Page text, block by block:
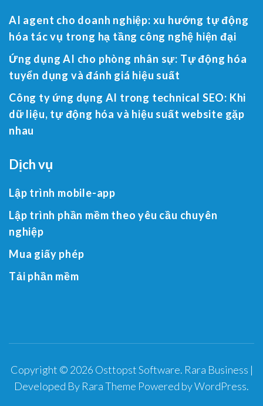
AI agent cho doanh nghiệp: xu hướng tự động
hóa tác vụ trong hạ tầng công nghệ hiện đại
Ứng dụng AI cho phòng nhân sự: Tự động hóa
tuyển dụng và đánh giá hiệu suất
Công ty ứng dụng AI trong technical SEO: Khi
dữ liệu, tự động hóa và hiệu suất website gặp
nhau
Dịch vụ
Lập trình mobile-app
Lập trình phần mềm theo yêu cầu chuyên
nghiệp
Mua giấy phép
Tải phần mềm
Copyright © 2026 Osttopst Software. Rara Business |
Developed By Rara Theme Powered byWordPress.